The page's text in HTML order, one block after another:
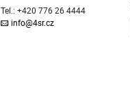
Tel.: +420 776 26 4444
info@4sr.cz